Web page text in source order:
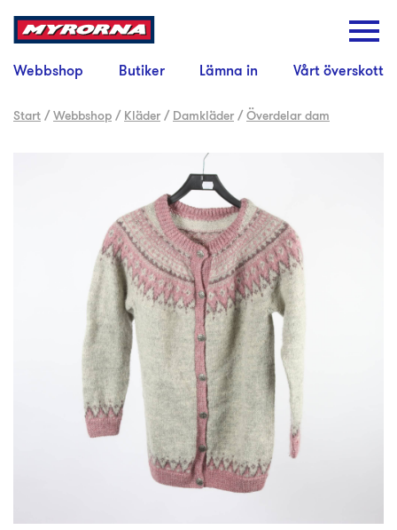
Webbshop Butiker Lämna in Vårt överskott
Start /Webbshop / Kläder / Damkläder /Överdelar dam